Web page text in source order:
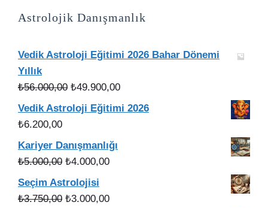
Astrolojik Danışmanlık
Vedik Astroloji Eğitimi 2026 Bahar Dönemi
Yıllık
₺56.000,00 Orijinal
fiyat:
₺49.900,00Şu
andaki
Vedik Astroloji Eğitimi 2026
₺6.200,00
Kariyer Danışmanlığı
₺5.000,00 Orijinal
fiyat:
₺5.000,00.
₺4.000,00Şu
fiyat:
Seçim Astrolojisi
₺3.750,00 Orijinal
₺3.000,00Şu